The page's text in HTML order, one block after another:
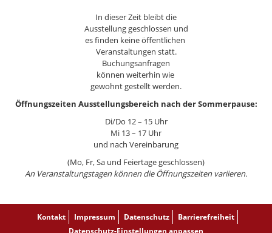
In dieser Zeit bleibt die
Ausstellung geschlossen und
es finden keine öffentlichen
Veranstaltungen statt.
Buchungsanfragen
können weiterhin wie
gewohnt gestellt werden.
Öffnungszeiten Ausstellungsbereich nach der Sommerpause:
Di/Do 12 – 15 Uhr
Mi 13 – 17 Uhr
und nach Vereinbarung
(Mo, Fr, Sa und Feiertage geschlossen)
An Veranstaltungstagen können die Öffnungszeiten variieren.
Kontakt Impressum Datenschutz
Barrierefreiheit
Datenschutz-Einstellungen anpassen